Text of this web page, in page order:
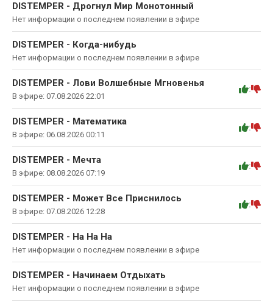
DISTEMPER - Дрогнул Мир Монотонный
Нет информации о последнем появлении в эфире
DISTEMPER - Когда-нибудь
Нет информации о последнем появлении в эфире
DISTEMPER - Лови Волшебные Мгновенья
В эфире: 07.08.2026 22:01
:
DISTEMPER - Математика
В эфире: 06.08.2026 00:11
:
DISTEMPER - Мечта
В эфире: 08.08.2026 07:19
:
DISTEMPER - Может Все Приснилось
В эфире: 07.08.2026 12:28
:
DISTEMPER - На На На
Нет информации о последнем появлении в эфире
DISTEMPER - Начинаем Отдыхать
Нет информации о последнем появлении в эфире